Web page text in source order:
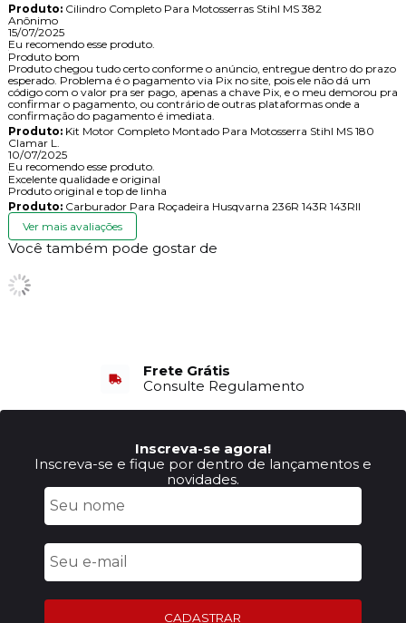
Produto:Cilindro Completo Para Motosserras Stihl MS 382
Anônimo
15/07/2025
Eu recomendo esse produto.
Produto bom
Produto chegou tudo certo conforme o anúncio, entregue dentro do prazo
esperado. Problema é o pagamento via Pix no site, pois ele não dá um
código com o valor pra ser pago, apenas a chave Pix, e o meu demorou pra
confirmar o pagamento, ou contrário de outras plataformas onde a
confirmação do pagamento é imediata.
Produto:Kit Motor Completo Montado Para Motosserra Stihl MS 180
Clamar L.
10/07/2025
Eu recomendo esse produto.
Excelente qualidade e original
Produto original e top de linha
Produto:Carburador Para Roçadeira Husqvarna 236R 143R 143RII
Ver mais avaliações
Você também pode gostar de
Frete Grátis
Consulte Regulamento
Inscreva-se agora!
Inscreva-se e fique por dentro de lançamentos e
novidades.
CADASTRAR